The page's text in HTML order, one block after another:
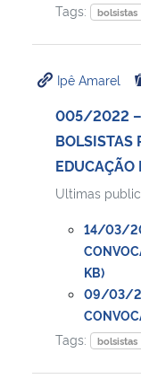
Tags:
bolsistas
Ipê Amarel
005/2022 –
BOLSISTAS
EDUCAÇÃO
Ultimas
14/03/
KB)
09/03/
Tags:
bolsistas